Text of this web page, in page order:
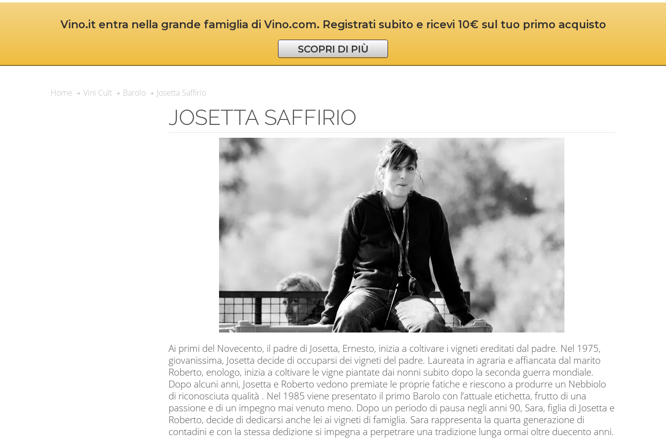
Vino.it entra nella grande famiglia di Vino.com. Registrati subito e ricevi 10€ sul tuo primo acquisto
SCOPRI DI PIÙ
Home Vini Cult Barolo Josetta Saffirio
JOSETTA SAFFIRIO
Ai primi del Novecento, il padre di Josetta, Ernesto, inizia a coltivare i vigneti ereditati dal padre. Nel 1975,
giovanissima, Josetta decide di occuparsi dei vigneti del padre. Laureata in agraria e affiancata dal marito
Roberto, enologo, inizia a coltivare le vigne piantate dai nonni subito dopo la seconda guerra mondiale.
Dopo alcuni anni, Josetta e Roberto vedono premiate le proprie fatiche e riescono a produrre un Nebbiolo
di riconosciuta qualità . Nel 1985 viene presentato il primo Barolo con l’attuale etichetta, frutto di una
passione e di un impegno mai venuto meno. Dopo un periodo di pausa negli anni 90, Sara, figlia di Josetta e
Roberto, decide di dedicarsi anche lei ai vigneti di famiglia. Sara rappresenta la quarta generazione di
contadini e con la stessa dedizione si impegna a perpetrare una tradizione lunga ormai oltre duecento anni.